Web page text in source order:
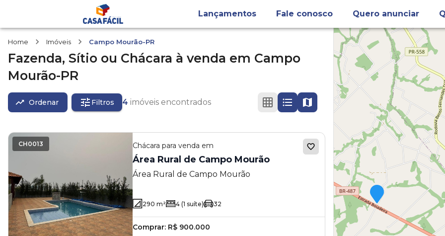
Lançamentos Fale conosco Quero anunciar
Home Imóveis Campo Mourão-PR
Fazenda, Sítio ou Chácara à venda em Campo
Mourão-PR
Ordenar Filtros 4 imóveis encontrados
CH0013 Chácara para venda em
Área Rural de Campo Mourão
Área Rural de Campo Mourão
290 m² 4 (1 suíte) 32
Comprar: R$ 900.000